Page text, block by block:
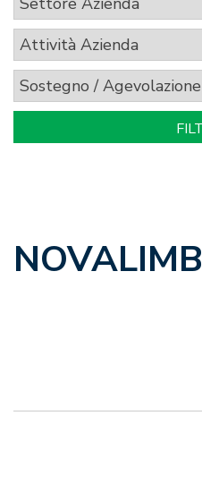
NOVALIMB